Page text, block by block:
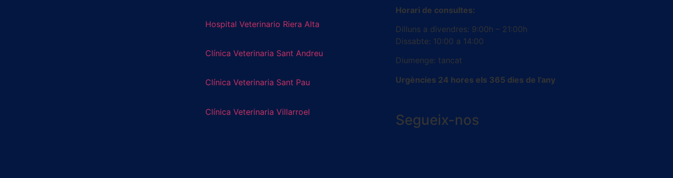
Hospital Veterinario Riera Alta
Clínica Veterinaria Sant Andreu
Clínica Veterinaria Sant Pau
Clínica Veterinaria Villarroel
Horari de consultes:
Dilluns a divendres: 9:00h – 21:00h
Dissabte: 10:00 a 14:00
Diumenge: tancat
Urgències 24 hores els 365 dies de l’any
Segueix-nos